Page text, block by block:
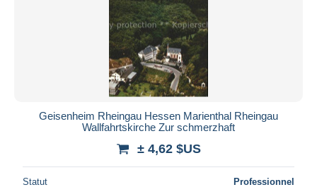
Geisenheim Rheingau Hessen Marienthal Rheingau
Wallfahrtskirche Zur schmerzhaft
± 4,62 $US
Statut Professionnel